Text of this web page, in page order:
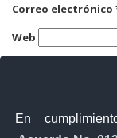
En
Correo electrónico
Web
Guarda mi